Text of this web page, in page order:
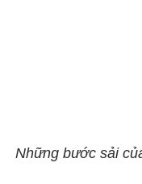
Những bước sải